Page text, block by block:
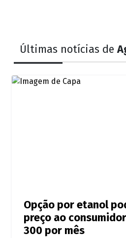
Últimas notícias de
Opção por etanol
preço ao
300 por mês